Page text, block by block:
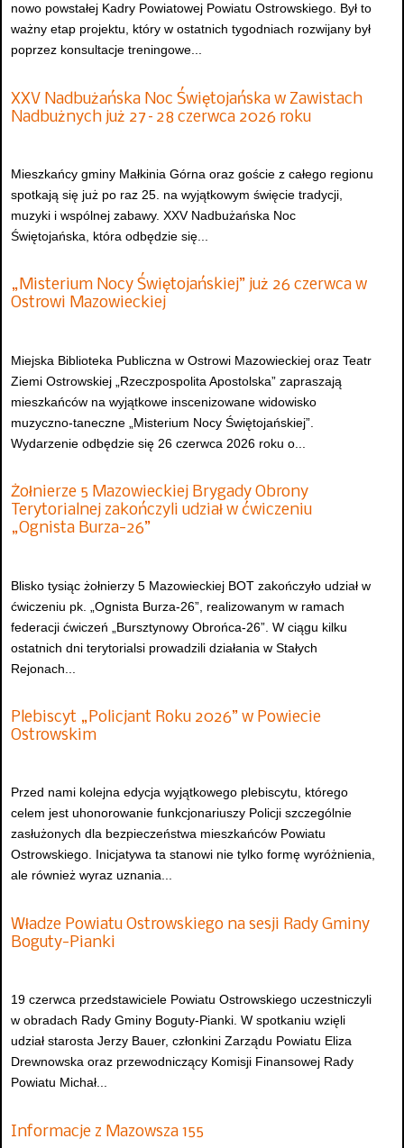
nowo powstałej Kadry Powiatowej Powiatu Ostrowskiego. Był to
ważny etap projektu, który w ostatnich tygodniach rozwijany był
poprzez konsultacje treningowe...
XXV Nadbużańska Noc Świętojańska w Zawistach
Nadbużnych już 27–28 czerwca 2026 roku
Mieszkańcy gminy Małkinia Górna oraz goście z całego regionu
spotkają się już po raz 25. na wyjątkowym święcie tradycji,
muzyki i wspólnej zabawy. XXV Nadbużańska Noc
Świętojańska, która odbędzie się...
„Misterium Nocy Świętojańskiej” już 26 czerwca w
Ostrowi Mazowieckiej
Miejska Biblioteka Publiczna w Ostrowi Mazowieckiej oraz Teatr
Ziemi Ostrowskiej „Rzeczpospolita Apostolska” zapraszają
mieszkańców na wyjątkowe inscenizowane widowisko
muzyczno-taneczne „Misterium Nocy Świętojańskiej”.
Wydarzenie odbędzie się 26 czerwca 2026 roku o...
Żołnierze 5 Mazowieckiej Brygady Obrony
Terytorialnej zakończyli udział w ćwiczeniu
„Ognista Burza-26”
Blisko tysiąc żołnierzy 5 Mazowieckiej BOT zakończyło udział w
ćwiczeniu pk. „Ognista Burza-26”, realizowanym w ramach
federacji ćwiczeń „Bursztynowy Obrońca-26”. W ciągu kilku
ostatnich dni terytorialsi prowadzili działania w Stałych
Rejonach...
Plebiscyt „Policjant Roku 2026” w Powiecie
Ostrowskim
Przed nami kolejna edycja wyjątkowego plebiscytu, którego
celem jest uhonorowanie funkcjonariuszy Policji szczególnie
zasłużonych dla bezpieczeństwa mieszkańców Powiatu
Ostrowskiego. Inicjatywa ta stanowi nie tylko formę wyróżnienia,
ale również wyraz uznania...
Władze Powiatu Ostrowskiego na sesji Rady Gminy
Boguty-Pianki
19 czerwca przedstawiciele Powiatu Ostrowskiego uczestniczyli
w obradach Rady Gminy Boguty-Pianki. W spotkaniu wzięli
udział starosta Jerzy Bauer, członkini Zarządu Powiatu Eliza
Drewnowska oraz przewodniczący Komisji Finansowej Rady
Powiatu Michał...
Informacje z Mazowsza 155